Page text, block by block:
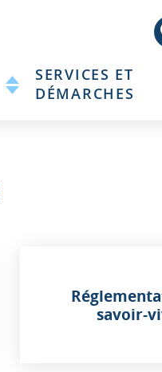
principalSERVICES ET
DÉMARCHES
savoir-